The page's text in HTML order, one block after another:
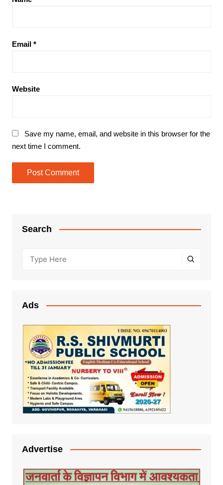
Email *
Website
Save my name, email, and website in this browser for the
next time I comment.
Search
Ads
Advertise